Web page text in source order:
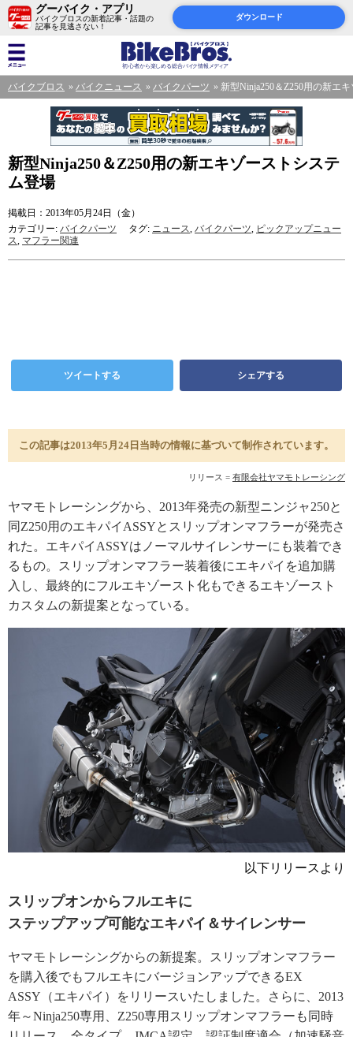
グーバイク・アプリ
バイクブロスの新着記事・話題の
記事を見逃さない！
ダウンロード
バイクブロス バイクニュース バイクパーツ 新型Ninja250＆Z250用の新エ
新型Ninja250＆Z250用の新エキゾーストシステ
ム登場
掲載日：2013年05月24日（金）
カテゴリー: バイクパーツ タグ: ニュース, バイクパーツ, ピックアップニュー
ス, マフラー関連
ツイートする シェアする
この記事は2013年5月24日当時の情報に基づいて制作されています。
リリース = 有限会社ヤマモトレーシング
ヤマモトレーシングから、2013年発売の新型ニンジャ250と
同Z250用のエキパイASSYとスリップオンマフラーが発売さ
れた。エキパイASSYはノーマルサイレンサーにも装着でき
るもの。スリップオンマフラー装着後にエキパイを追加購
入し、最終的にフルエキゾースト化もできるエキゾースト
カスタムの新提案となっている。
以下リリースより
スリップオンからフルエキに
ステップアップ可能なエキパイ＆サイレンサー
ヤマモトレーシングからの新提案。スリップオンマフラー
を購入後でもフルエキにバージョンアップできるEX
ASSY（エキパイ）をリリースいたしました。さらに、2013
年～Ninja250専用、Z250専用スリップオンマフラーも同時